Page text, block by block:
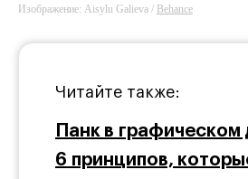
Изображение: Aisylu Galieva / Behance
Читайте также:
Панк в графическом
6 принципов,